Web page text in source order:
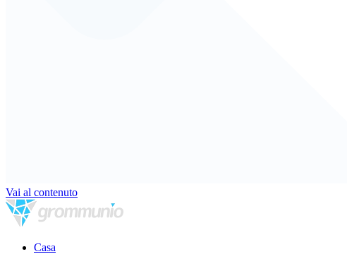
Vai al contenuto
Casa